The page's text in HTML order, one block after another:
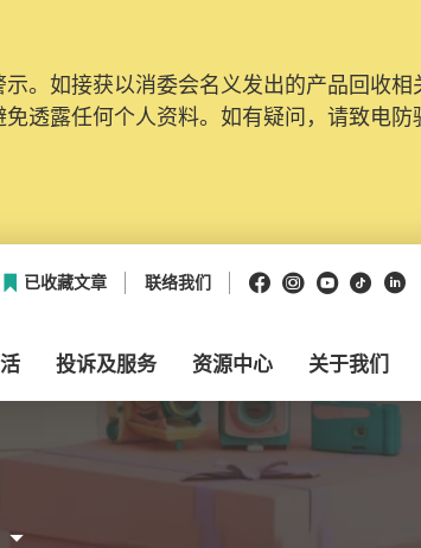
。如接获以消委会名义发出的产品回收相
透露任何个人资料。如有疑问，请致电防
已收藏文章 联络我们 Facebook
Instagram
Youtube
抖音
投诉及服务 资源中心 关于我们